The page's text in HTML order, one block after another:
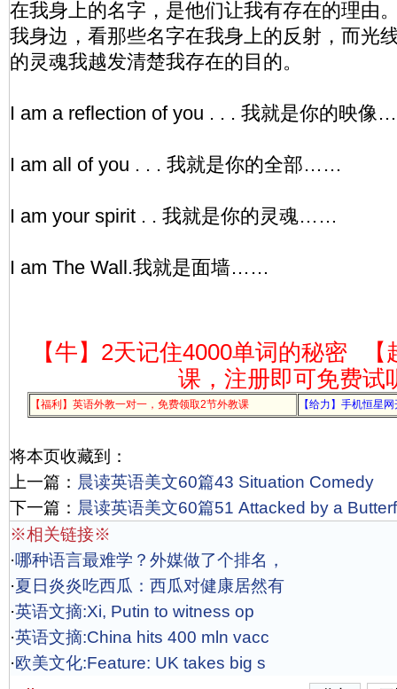
在我身上的名字，是他们让我有存在的理由
我身边，看那些名字在我身上的反射，而光
的灵魂我越发清楚我存在的目的。
I am a reflection of you . . . 我就是你的映
I am all of you . . . 我就是你的全部……
I am your spirit . . 我就是你的灵魂……
I am The Wall.我就是面墙……
【牛】2天记住4000单词的秘密
课，注册即可免费试
【福利】英语外教一对一，免费领取2节外教课 【给力】手机恒星
将本页收藏到：
上一篇： 晨读英语美文60篇43 Situation Comedy
下一篇： 晨读英语美文60篇51 Attacked by a
※相关链接※
·哪种语言最难学？外媒做了个排名，
·夏日炎炎吃西瓜：西瓜对健康居然有
·英语文摘:Xi, Putin to witness op
·英语文摘:China hits 400 mln vacc
·欧美文化:Feature: UK takes big s